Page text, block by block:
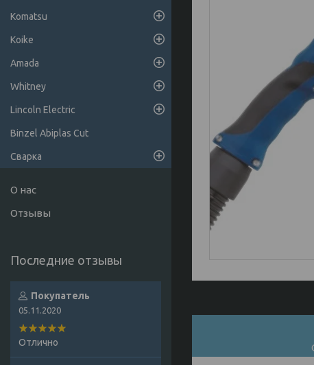
Komatsu
Koike
Amada
Whitney
Lincoln Electric
Binzel Abiplas Cut
Сварка
О нас
Отзывы
Покупатель
05.11.2020
Отлично